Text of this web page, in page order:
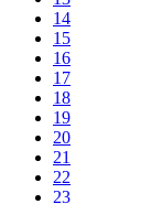
14
15
16
17
18
19
20
21
22
23